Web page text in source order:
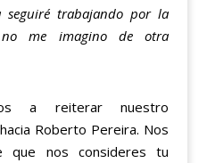
seguiré trabajando por la
no me imagino de otra
a reiterar nuestro
Roberto Pereira. Nos
que nos consideres tu